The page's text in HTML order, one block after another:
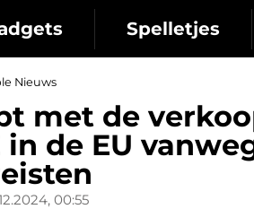
Spelletjes
Nieuws
met de
in de EU
00:55